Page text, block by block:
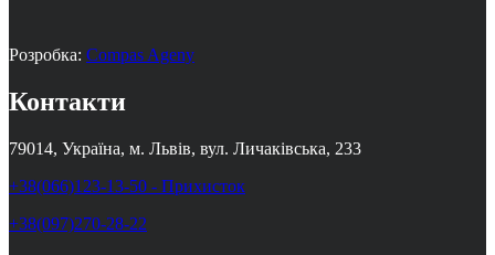
Розробка: Compas Ageny
Контакти
79014, Україна, м. Львів, вул. Личаківська, 233
+38(066)123-13-50 - Прихисток
+38(097)270-28-22